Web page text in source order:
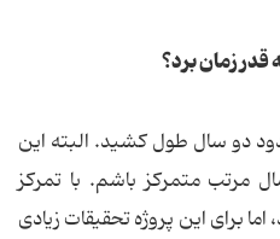
زمان برد؟
دو سال طول کشید. البته این
مرتب متمرکز باشم. با تمرکز
برای این پروژه تحقیقات زیادی